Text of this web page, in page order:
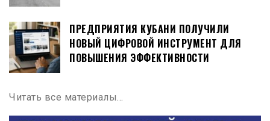
ПРЕДПРИЯТИЯ КУБАНИ ПОЛУЧИЛИ
НОВЫЙ ЦИФРОВОЙ ИНСТРУМЕНТ ДЛЯ
ПОВЫШЕНИЯ ЭФФЕКТИВНОСТИ
Читать все материалы…